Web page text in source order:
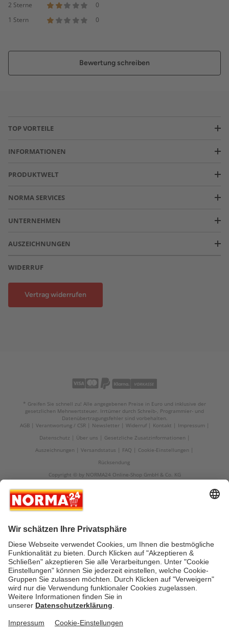
2 Sterne
0
1 Stern
0
Bewertung schreiben
TOP VORTEILE
INFORMATIONEN
PRODUKTWELT
NORMA SERVICES
UNTERNEHMEN
AUSZEICHNUNGEN
WIDERRUF
Vertrag widerrufen
* Greifen Sie schnell zu! Alle angegebenen Preise in Euro und inklusive der
gesetzlichen Mehrwertsteuer. Irrtümer durch Schreib-, Programmier- und
Datenübertragungsfehler sind vorbehalten.
AGB
Verantwortung / CSR Newsletter Widerruf Kontakt
Impressum
Datenschutz
Über uns
Gesetzliche Zusatzinformationen
Auszeichnungen
Versandstatus FAQ
Cookie-Einstellungen
Rücksendung
Copyright © by NORMA24 Online-Shop GmbH & Co. KG